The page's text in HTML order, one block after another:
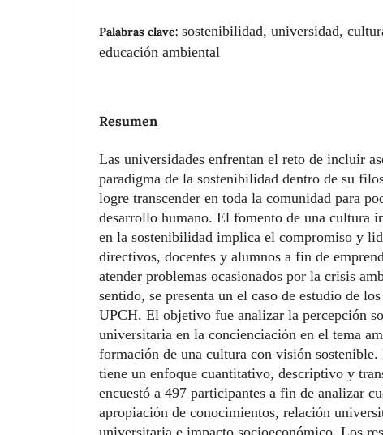
Palabras clave: sostenibilidad, universidad,
educación ambiental
Resumen
Las universidades enfrentan el reto de incluir
paradigma de la sostenibilidad dentro de su
logre transcender en toda la comunidad para
desarrollo humano. El fomento de una cultura
en la sostenibilidad implica el compromiso y
directivos, docentes y alumnos a fin de
atender problemas ocasionados por la crisis
sentido, se presenta un el caso de estudio de
UPCH. El objetivo fue analizar la percepción
universitaria en la concienciación en el tema
formación de una cultura con visión
tiene un enfoque cuantitativo, descriptivo y
encuestó a 497 participantes a fin de analizar
apropiación de conocimientos, relación
universitaria e impacto socioeconómico. Los